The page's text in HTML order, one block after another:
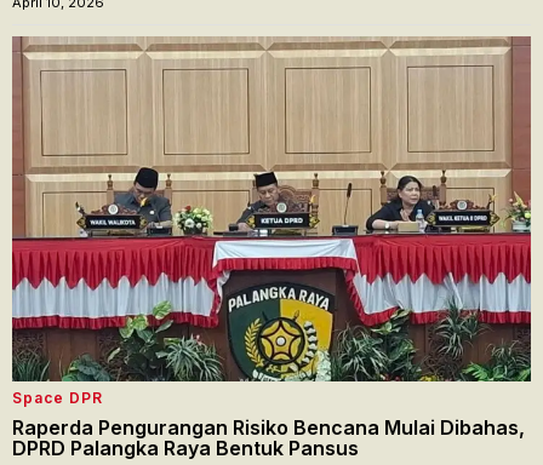
Space DPR
Raperda Pengurangan Risiko Bencana Mulai Dibahas,
DPRD Palangka Raya Bentuk Pansus